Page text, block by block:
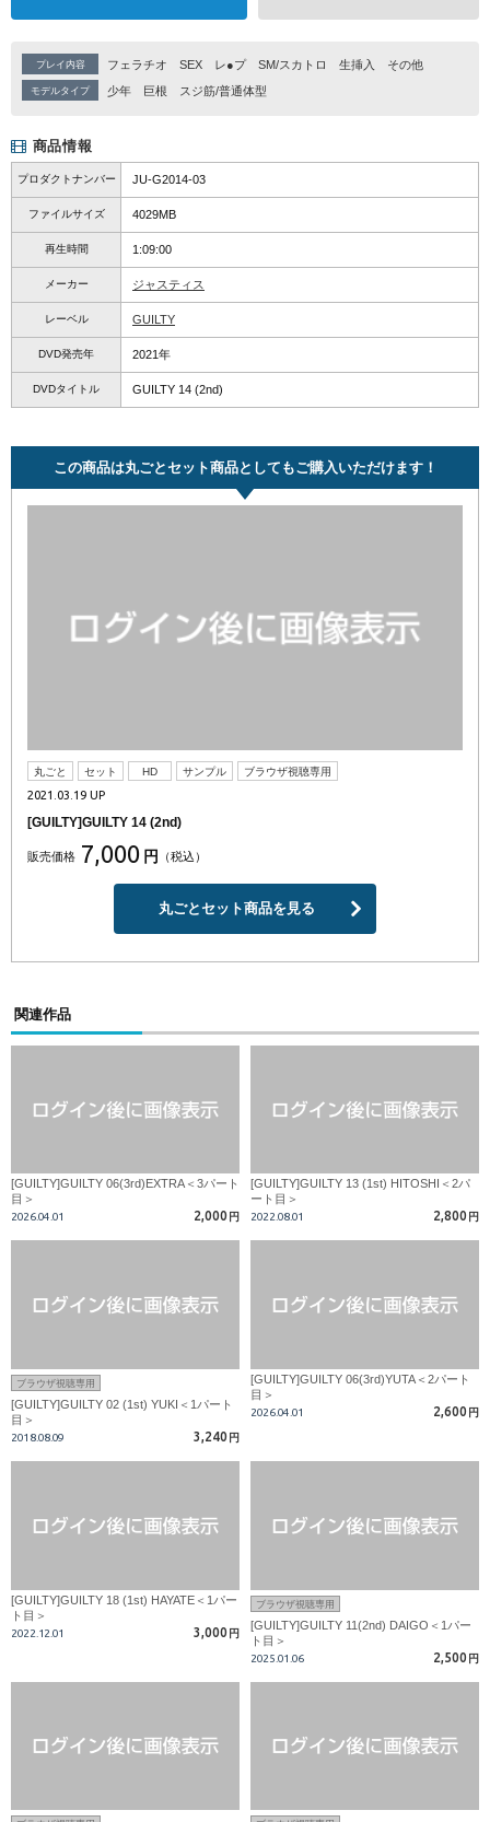
プレイ内容 フェラチオ SEX レ●プ SM/スカトロ 生挿入 その他
モデルタイプ 少年 巨根 スジ筋/普通体型
商品情報
プロダクトナンバー JU-G2014-03
ファイルサイズ 4029MB
再生時間 1:09:00
メーカー ジャスティス
レーベル GUILTY
DVD発売年 2021年
DVDタイトル GUILTY 14 (2nd)
この商品は丸ごとセット商品としてもご購入いただけます！
丸ごと セット HD サンプル ブラウザ視聴専用
2021.03.19 UP
[GUILTY]GUILTY 14 (2nd)
販売価格 7,000 円 （税込）
丸ごとセット商品を見る
関連作品
[GUILTY]GUILTY 06(3rd)EXTRA＜3パート
目＞
2026.04.01 2,000 円
[GUILTY]GUILTY 13 (1st) HITOSHI＜2パ
ート目＞
2022.08.01 2,800 円
ブラウザ視聴専用
[GUILTY]GUILTY 02 (1st) YUKI＜1パート
目＞
2018.08.09 3,240 円
[GUILTY]GUILTY 06(3rd)YUTA＜2パート
目＞
2026.04.01 2,600 円
[GUILTY]GUILTY 18 (1st) HAYATE＜1パー
ト目＞
2022.12.01 3,000 円
ブラウザ視聴専用
[GUILTY]GUILTY 11(2nd) DAIGO＜1パー
ト目＞
2025.01.06 2,500 円